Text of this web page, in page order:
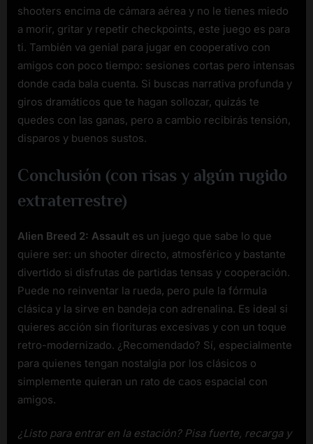
shooters encima de cámara aérea y no le tienes miedo
a morir, gritar y repetir checkpoints, este juego es para
ti. También va genial para jugar en cooperativo con
amigos con poco tiempo: sesiones cortas pero intensas
donde cada bala cuenta. Si buscas narrativa profunda y
giros dramáticos que te hagan sollozar, quizás te
quedes con las ganas, pero a cambio recibirás tensión,
disparos y buenos sustos.
Conclusión (con risas y algún rugido
extraterrestre)
Alien Breed 2: Assault es un juego que sabe lo que
quiere ser: un shooter directo, atmosférico y bastante
divertido si disfrutas de partidas tensas y cooperación.
Puede no reinventar la rueda, pero pule la fórmula
clásica y la sirve en bandeja con adrenalina. Es ideal si
quieres acción sin florituras excesivas y con un toque
retro-modernizado. ¿Recomendado? Sí, especialmente
para quienes tengan nostalgia por los clásicos o
simplemente quieran un rato de caos espacial con
amigos.
¿Listo para entrar en la estación? Pisa fuerte, recarga y